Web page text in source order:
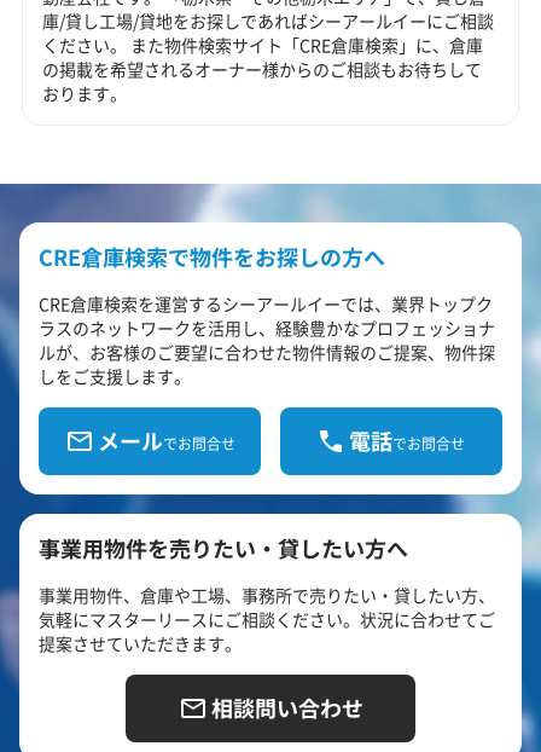
庫/貸し工場/貸地をお探しであればシーアールイーにご相談
ください。 また物件検索サイト「CRE倉庫検索」に、倉庫
の掲載を希望されるオーナー様からのご相談もお待ちして
おります。
CRE倉庫検索で物件をお探しの方へ
CRE倉庫検索を運営するシーアールイーでは、業界トップク
ラスのネットワークを活用し、経験豊かなプロフェッショナ
ルが、お客様のご要望に合わせた物件情報のご提案、物件探
しをご支援します。
メールでお問合せ 電話でお問合せ
事業用物件を売りたい・貸したい方へ
事業用物件、倉庫や工場、事務所で売りたい・貸したい方、
気軽にマスターリースにご相談ください。状況に合わせてご
提案させていただきます。
相談問い合わせ